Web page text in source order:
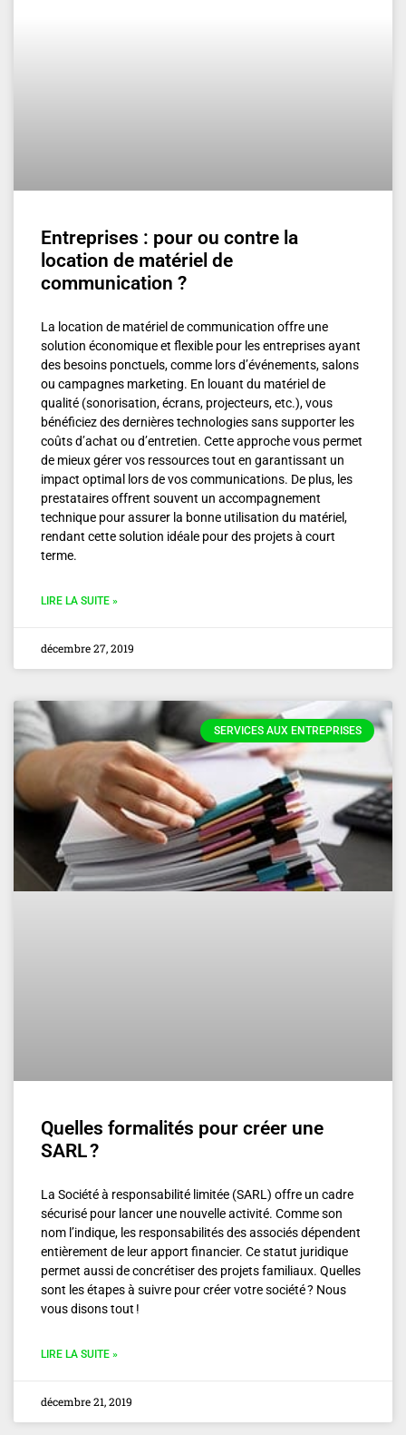
Entreprises : pour ou contre la
location de matériel de
communication ?
La location de matériel de communication offre une
solution économique et flexible pour les entreprises ayant
des besoins ponctuels, comme lors d’événements, salons
ou campagnes marketing. En louant du matériel de
qualité (sonorisation, écrans, projecteurs, etc.), vous
bénéficiez des dernières technologies sans supporter les
coûts d’achat ou d’entretien. Cette approche vous permet
de mieux gérer vos ressources tout en garantissant un
impact optimal lors de vos communications. De plus, les
prestataires offrent souvent un accompagnement
technique pour assurer la bonne utilisation du matériel,
rendant cette solution idéale pour des projets à court
terme.
LIRE LA SUITE »
décembre 27, 2019
SERVICES AUX ENTREPRISES
Quelles formalités pour créer une
SARL ?
La Société à responsabilité limitée (SARL) offre un cadre
sécurisé pour lancer une nouvelle activité. Comme son
nom l’indique, les responsabilités des associés dépendent
entièrement de leur apport financier. Ce statut juridique
permet aussi de concrétiser des projets familiaux. Quelles
sont les étapes à suivre pour créer votre société ? Nous
vous disons tout !
LIRE LA SUITE »
décembre 21, 2019